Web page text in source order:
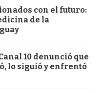
con el futuro:
de la
10 denunció que
lo siguió y enfrentó